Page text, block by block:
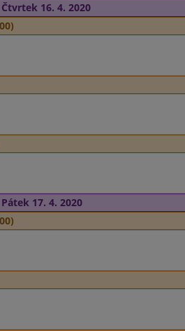
Čtvrtek 16. 4. 2020
Pátek 17. 4. 2020